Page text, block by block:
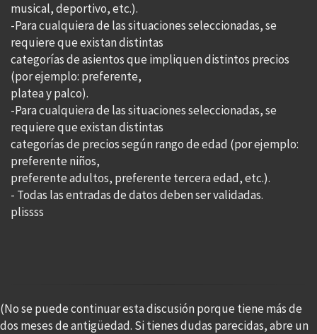
musical, deportivo, etc.).
-Para cualquiera de las situaciones seleccionadas, se
requiere que existan distintas
categorías de asientos que impliquen distintos precios
(por ejemplo: preferente,
platea y palco).
-Para cualquiera de las situaciones seleccionadas, se
requiere que existan distintas
categorías de precios según rango de edad (por ejemplo:
preferente niños,
preferente adultos, preferente tercera edad, etc.).
- Todas las entradas de datos deben ser validadas.
plissss
(No se puede continuar esta discusión porque tiene más de
dos meses de antigüedad. Si tienes dudas parecidas, abre un